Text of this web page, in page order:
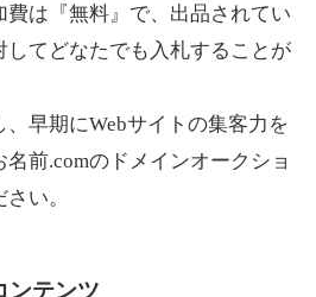
費は『無料』で、出品されてい
してどなたでも入札することが
早期にWebサイトの集客力を
前.comのドメインオークショ
い。
ンテンツ